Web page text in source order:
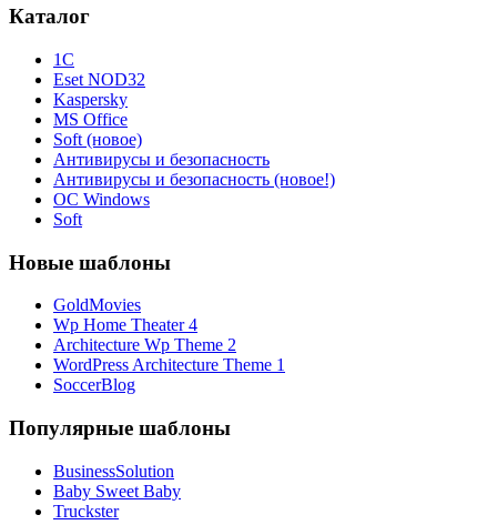
Каталог
1С
Eset NOD32
Kaspersky
MS Office
Soft (новое)
Антивирусы и безопасность
Антивирусы и безопасность (новое!)
ОС Windows
Soft
Новые шаблоны
GoldMovies
Wp Home Theater 4
Architecture Wp Theme 2
WordPress Architecture Theme 1
SoccerBlog
Популярные шаблоны
BusinessSolution
Baby Sweet Baby
Truckster